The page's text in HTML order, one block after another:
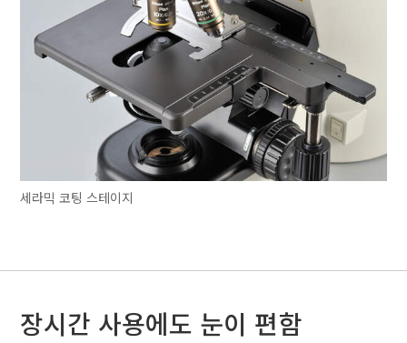
세라믹 코팅 스테이지
장시간 사용에도 눈이 편함